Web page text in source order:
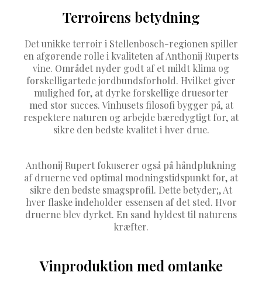
Terroirens betydning
Det unikke terroir i Stellenbosch-regionen spiller
en afgørende rolle i kvaliteten af Anthonij Ruperts
vine. Området nyder godt af et mildt klima og
forskelligartede jordbundsforhold. Hvilket giver
mulighed for, at dyrke forskellige druesorter
med stor succes. Vinhusets filosofi bygger på, at
respektere naturen og arbejde bæredygtigt for, at
sikre den bedste kvalitet i hver drue.
Anthonij Rupert fokuserer også på håndplukning
af druerne ved optimal modningstidspunkt for, at
sikre den bedste smagsprofil. Dette betyder;, At
hver flaske indeholder essensen af det sted. Hvor
druerne blev dyrket. En sand hyldest til naturens
kræfter.
Vinproduktion med omtanke